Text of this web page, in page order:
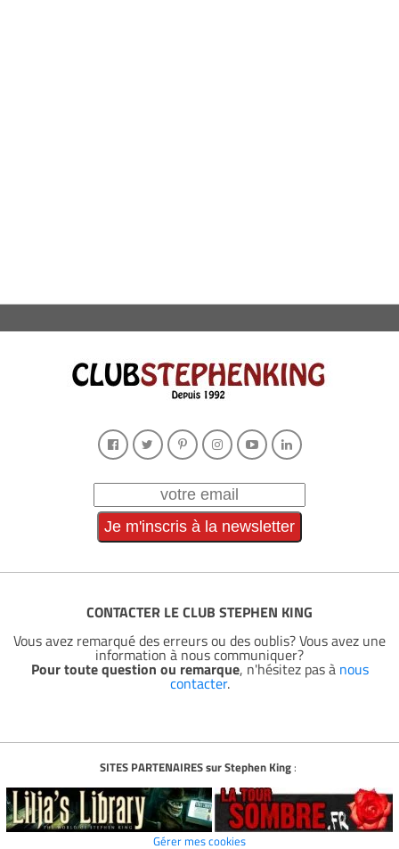
CONTACTER LE CLUB STEPHEN KING
Vous avez remarqué des erreurs ou des oublis? Vous avez une
information à nous communiquer?
Pour toute question ou remarque, n'hésitez pas à nous
contacter.
SITES PARTENAIRES sur Stephen King:
Gérer mes cookies